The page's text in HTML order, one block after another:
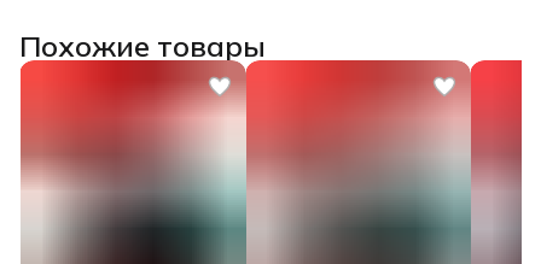
Похожие товары